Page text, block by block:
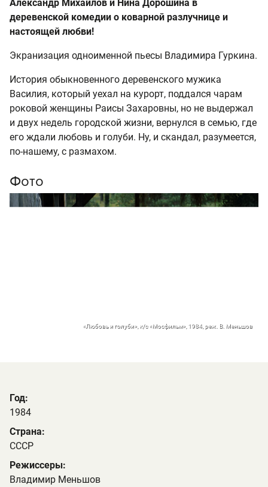
Александр Михайлов и Нина Дорошина в
деревенской комедии о коварной разлучнице и
настоящей любви!
Экранизация одноименной пьесы Владимира Гуркина.
История обыкновенного деревенского мужика
Василия, который уехал на курорт, поддался чарам
роковой женщины Раисы Захаровны, но не выдержал
и двух недель городской жизни, вернулся в семью, где
его ждали любовь и голуби. Ну, и скандал, разумеется,
по-нашему, с размахом.
Фото
«Любовь и голуби», к/с «Мосфильм», 1984, реж. В. Меньшов
Год:
1984
Страна:
СССР
Режиссеры:
Владимир Меньшов